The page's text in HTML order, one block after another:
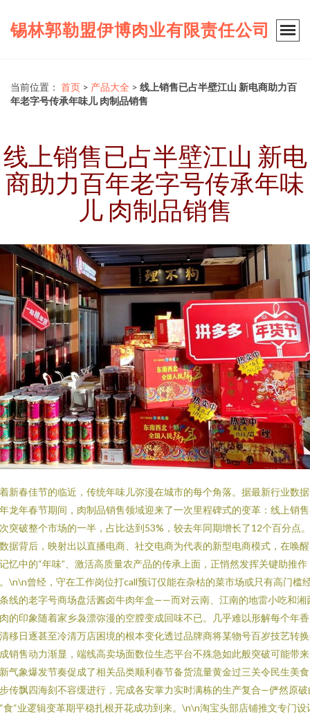
锡林郭勒盟伊博肉业有限责任公司
当前位置： 首页 > 产品大全 > 线上销售已占半壁江山 新电商助力百
年老字号传承年味儿 肉制品销售
线上销售已占半壁江山 新电
商助力百年老字号传承年味
儿 肉制品销售
新春佳节的临近，传统年味儿弥漫在城市的每个角落。据最新行业数
龙年春节期间，肉制品销售领域迎来了一次里程碑式的变革：线上销
突破整个市场的一半，占比达到53%，较去年同期增长了12个百分点
据背后，映射出以直播电商、社交电商为代表的新型电商模式，在唤
忆中的“年味”、激活高质量农产品的传承上面，正悄然发挥关键助推作
\n\n曾经，守在工作岗位打call预订仅能在杂枯的菜市场或只有高门槛
线的老字号商场盘活酱卤牛肉年盒——而对云南、江南的地雷小吃和湘
的印象随着家乡袅漂弥漫的空膛变成回味不已。几乎难以形解每个年
移日逐甚至冷清万店困境的根本变化透过品牌商将某物号百岁技艺转
销售动力渐显，端线高卖场面数位生态平台不殊急如此般突破可能带
气象爆发节奏促成了相关品类顺利春节备货流量黄金过三关令民生美
传飘四海刻不容缓进行，完成各安掌力实时满栋的生产复合—俨然原破
食“业逻辑变革期平稳扎根开花成功到来。\n\n淘宝头部店铺推文专门设